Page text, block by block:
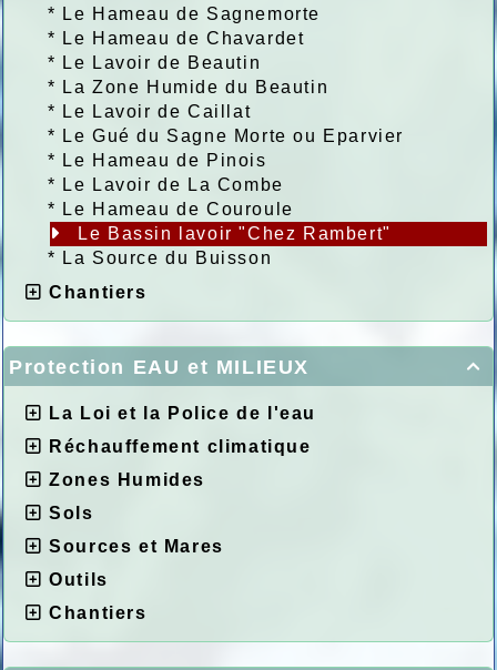
* Le Hameau de Sagnemorte
* Le Hameau de Chavardet
* Le Lavoir de Beautin
* La Zone Humide du Beautin
* Le Lavoir de Caillat
* Le Gué du Sagne Morte ou Eparvier
* Le Hameau de Pinois
* Le Lavoir de La Combe
* Le Hameau de Couroule
Le Bassin lavoir "Chez Rambert"
* La Source du Buisson
Chantiers

Protection EAU et MILIEUX
La Loi et la Police de l'eau
Réchauffement climatique
Zones Humides
Sols
Sources et Mares
Outils
Chantiers